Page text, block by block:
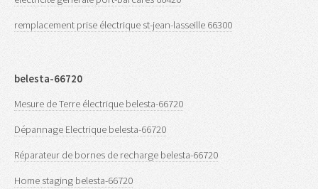
remplacement prise électrique st-jean-lasseille 66300
belesta-66720
Mesure de Terre électrique belesta-66720
Dépannage Electrique belesta-66720
Réparateur de bornes de recharge belesta-66720
Home staging belesta-66720